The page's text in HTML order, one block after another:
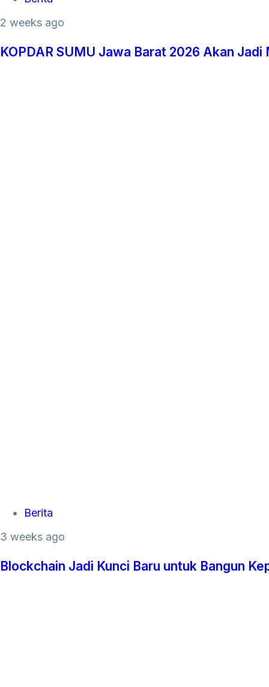
2 weeks ago
KOPDAR SUMU Jawa Barat 2026 Akan
Tags Berita
3 weeks ago
Blockchain Jadi Kunci Baru untuk Bangun